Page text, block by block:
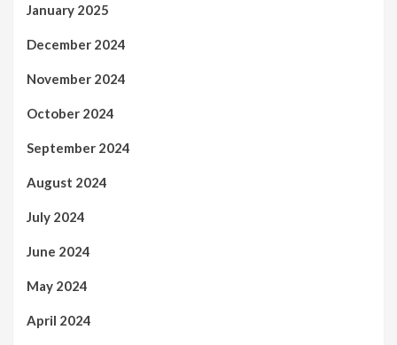
January 2025
December 2024
November 2024
October 2024
September 2024
August 2024
July 2024
June 2024
May 2024
April 2024